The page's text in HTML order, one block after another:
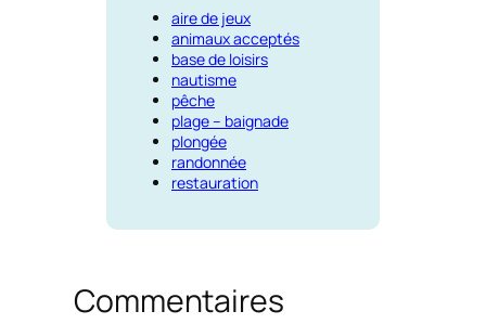
aire de jeux
animaux acceptés
base de loisirs
nautisme
pêche
plage – baignade
plongée
randonnée
restauration
Commentaires